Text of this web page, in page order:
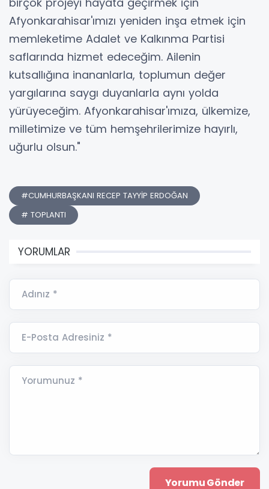
Afyonkarahisar'ımızı yeniden inşa etmek için
memleketime Adalet ve Kalkınma Partisi
saflarında hizmet edeceğim. Ailenin
kutsallığına inananlarla, toplumun değer
yargılarına saygı duyanlarla aynı yolda
yürüyeceğim. Afyonkarahisar'ımıza, ülkemize,
milletimize ve tüm hemşehrilerimize hayırlı,
uğurlu olsun."
#CUMHURBAŞKANI RECEP TAYYİP ERDOĞAN
# TOPLANTI
YORUMLAR
Adınız *
E-Posta Adresiniz *
Yorumunuz *